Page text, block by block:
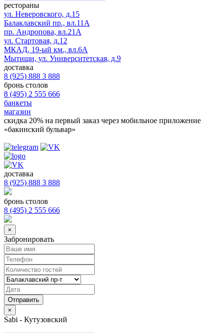
рестораны
ул. Неверовского, д.15
Балаклавский пр., вл.11А
пр. Андропова, вл.21А
ул. Стартовая, д.12
МКАД, 19-ый км., вл.6А
Мытищи, ул. Университетская, д.9
доставка
8 (925) 888 3 888
бронь столов
8 (495) 2 555 666
банкеты
магазин
скидка 20% на первый заказ через мобильное приложение
«бакинский бульвар»
доставка
8 (925) 888 3 888
бронь столов
8 (495) 2 555 666
×
Забронировать
×
Sabi - Кутузовский